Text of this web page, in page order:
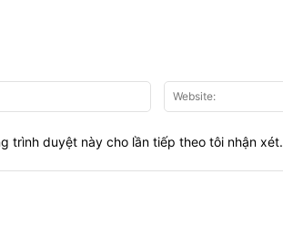
Email:*
trình duyệt này cho lần tiếp theo tôi nhận xét.